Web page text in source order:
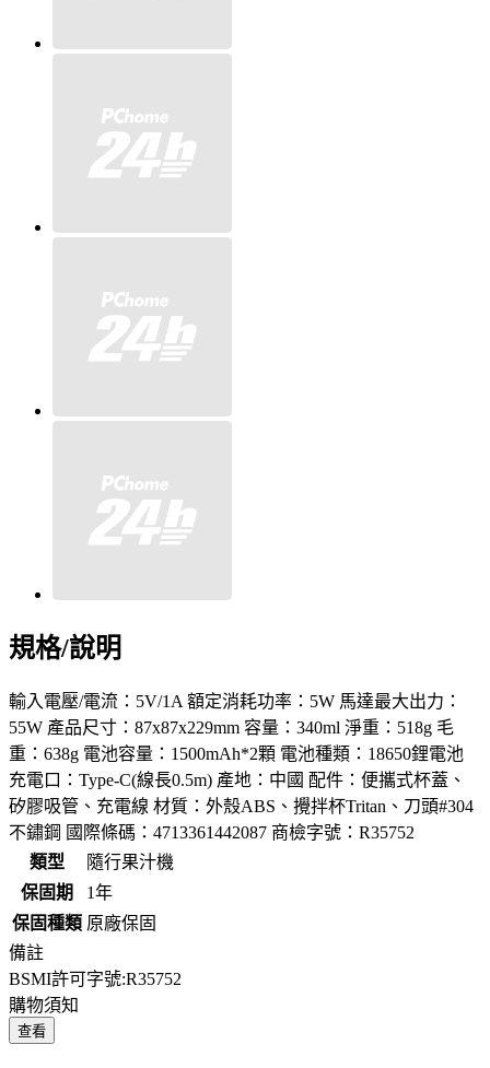
規格/說明
輸入電壓/電流：5V/1A 額定消耗功率：5W 馬達最大出力：
55W 產品尺寸：87x87x229mm 容量：340ml 淨重：518g 毛
重：638g 電池容量：1500mAh*2顆 電池種類：18650鋰電池
充電口：Type-C(線長0.5m) 產地：中國 配件：便攜式杯蓋、
矽膠吸管、充電線 材質：外殼ABS、攪拌杯Tritan、刀頭#304
不鏽鋼 國際條碼：4713361442087 商檢字號：R35752
類型
隨行果汁機
保固期
1年
保固種類 原廠保固
備註
BSMI許可字號:R35752
購物須知
查看